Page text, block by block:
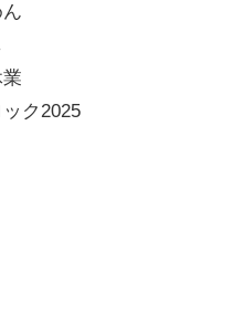
ク2025